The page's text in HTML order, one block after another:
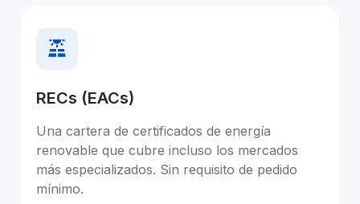
RECs (EACs)
Una cartera de certificados de energía
renovable que cubre incluso los mercados
más especializados. Sin requisito de pedido
mínimo.